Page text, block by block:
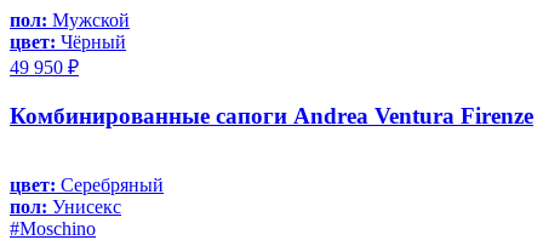
пол: Мужской
цвет: Чёрный
49 950 ₽
Комбинированные сапоги Andrea Ventura Firenze
цвет: Серебряный
пол: Унисекс
#Moschino